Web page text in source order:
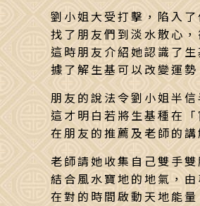
劉小姐大受打擊，陷入了
找了朋友們到淡水散心
這時朋友介紹她認識了生
據了解生基可以改變運
朋友的說法令劉小姐半
這才明白若將生基種在
在朋友的推薦及老師的
老師請她收集自己雙手
結合風水寶地的地氣，
在對的時間啟動天地能